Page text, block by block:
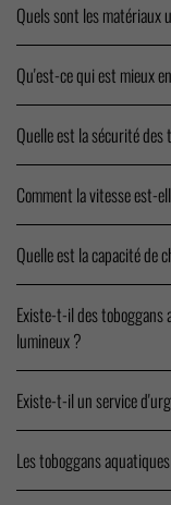
Quels sont les matériaux
Qu'est-ce qui est mieux
Quelle est la sécurité
Comment la vitesse est-
Quelle est la capacité de
Existe-t-il des toboggans
lumineux ?
Existe-t-il un service
Les toboggans